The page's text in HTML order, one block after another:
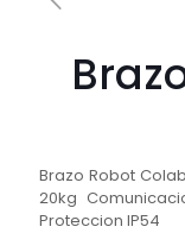
Brazo Robot
20kg
Proteccion IP54